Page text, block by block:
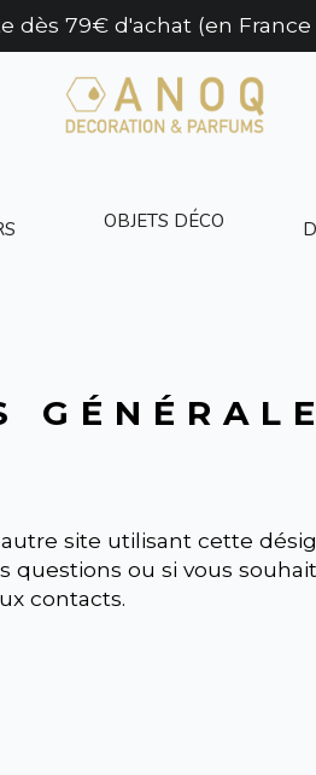
dès 79€ d'achat (en
OBJETS DÉCO
site utilisant cette
questions ou si vous
contacts.